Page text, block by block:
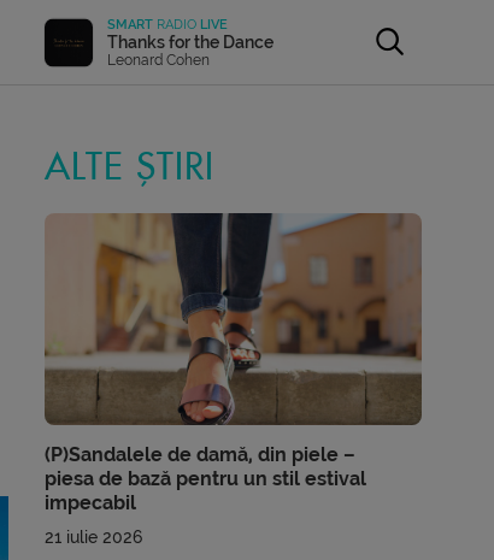
SMART RADIO LIVE
Thanks for the Dance
Leonard Cohen
ALTE ȘTIRI
(P)Sandalele de damă, din piele –
piesa de bază pentru un stil estival
impecabil
21 iulie 2026